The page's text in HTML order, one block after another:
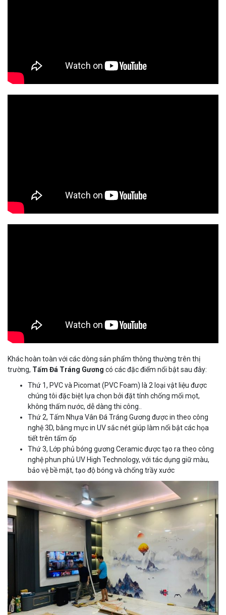
Khác hoàn toàn với các dòng sản phẩm thông thường trên thị
trường, Tấm Đá Tráng Gương có các đặc điểm nổi bật sau đây:
Thứ 1, PVC và Picomat (PVC Foam) là 2 loại vật liệu được
chúng tôi đặc biệt lựa chọn bởi đặt tính chống mối mọt,
không thấm nước, dễ dàng thi công..
Thứ 2, Tấm Nhựa Vân Đá Tráng Gương được in theo công
nghệ 3D, bằng mực in UV sắc nét giúp làm nổi bật các họa
tiết trên tấm ốp
Thứ 3, Lớp phủ bóng gương Ceramic được tạo ra theo công
nghệ phun phủ UV High Technology, với tác dụng giữ màu,
bảo vệ bề mặt, tạo độ bóng và chống trầy xước